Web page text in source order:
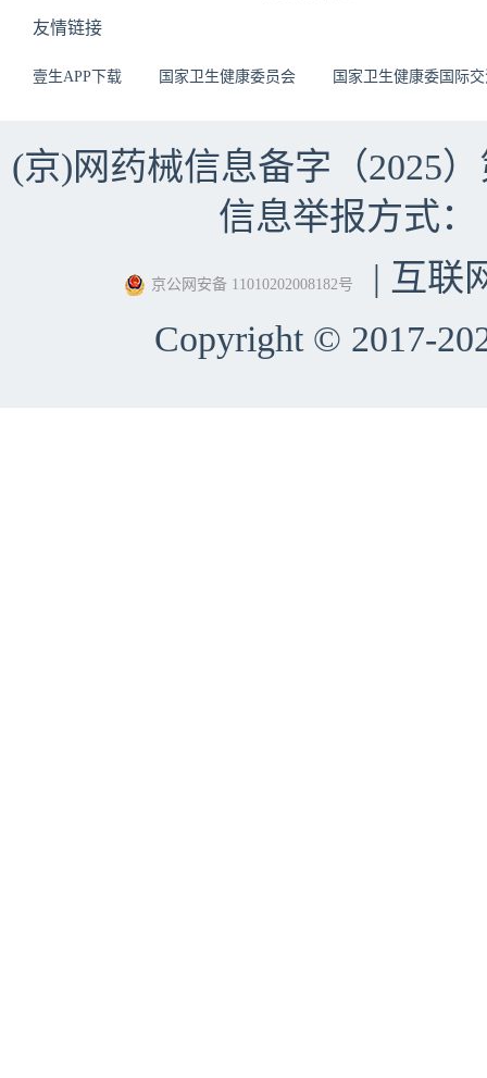
友情链接
壹生APP下载 国家卫生健康委员会 国家卫生健康委国际
(京)网药械信息备字（2025
信息举报方式：
京公网安备 11010202008182号
| 互联
Copyright © 2017-